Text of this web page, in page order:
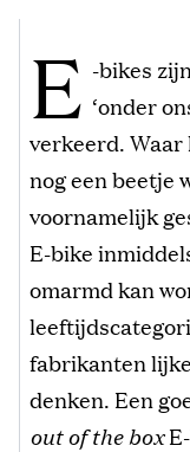
E -bikes
‘onder
verkeerd. Waar
nog een beetje
voornamelijk
E-bike
omarmd kan
fabrikanten
denken. Een
out of the box